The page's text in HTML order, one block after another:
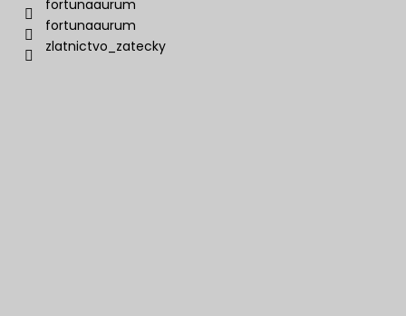
fortunaaurum
fortunaaurum
zlatnictvo_zatecky